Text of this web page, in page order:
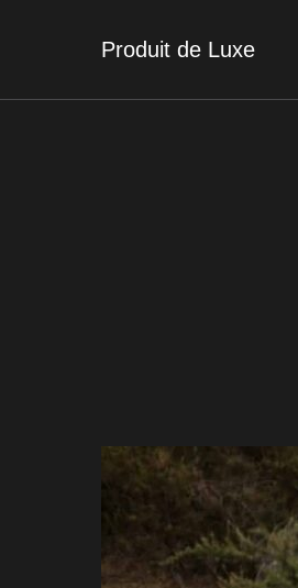
Produit de Luxe